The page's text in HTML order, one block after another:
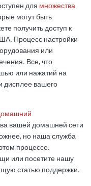
для множества
могут быть
получить доступ к
Процесс настройки
или
Все, что
или нажатий на
дисплее вашего
вашей домашней сети
но наша служба
процессе.
или посетите нашу
статью поддержки.